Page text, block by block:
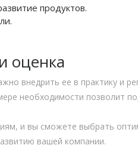
продуктов.
оценка
внедрить ее в практику и
необходимости позволит
и вы сможете выбрать
вашей компании.